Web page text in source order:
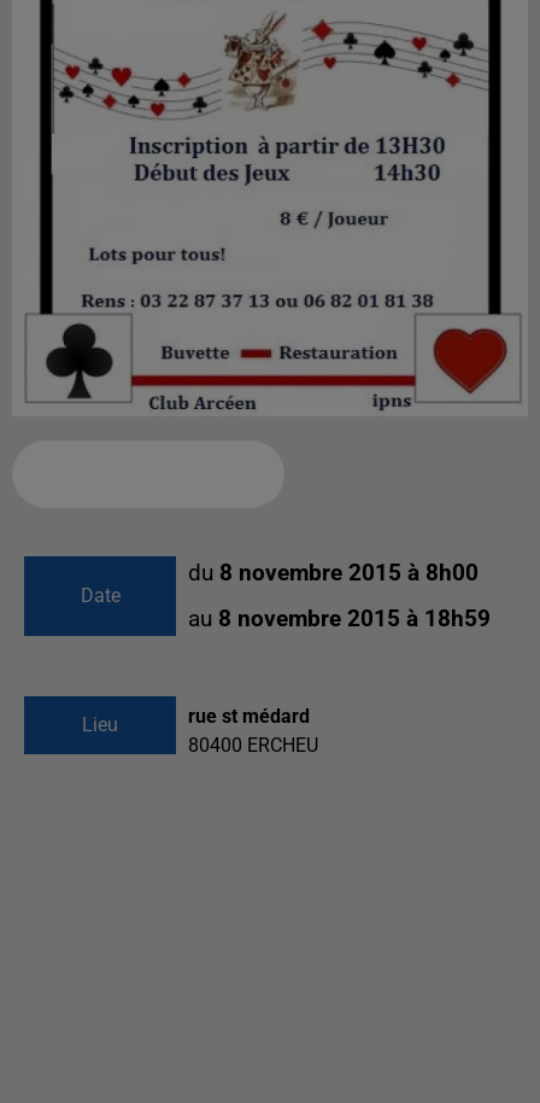
Date
du 8 novembre 2015 à 8h00
au 8 novembre 2015 à 18h59
Lieu
rue st médard
80400 ERCHEU